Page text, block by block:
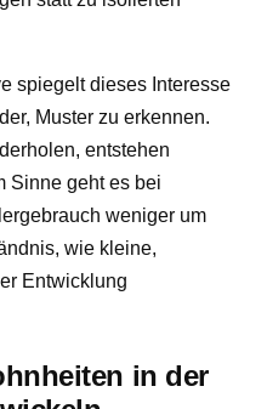
spiegelt dieses Interesse
Muster zu erkennen.
entstehen
Sinne geht es bei
weniger um
wie kleine,
Entwicklung
in der